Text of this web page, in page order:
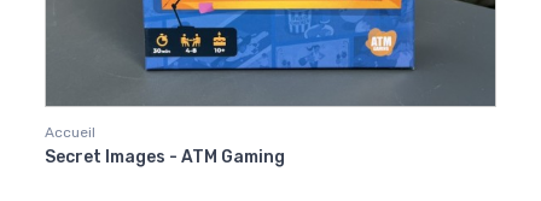
Accueil
Secret Images - ATM Gaming